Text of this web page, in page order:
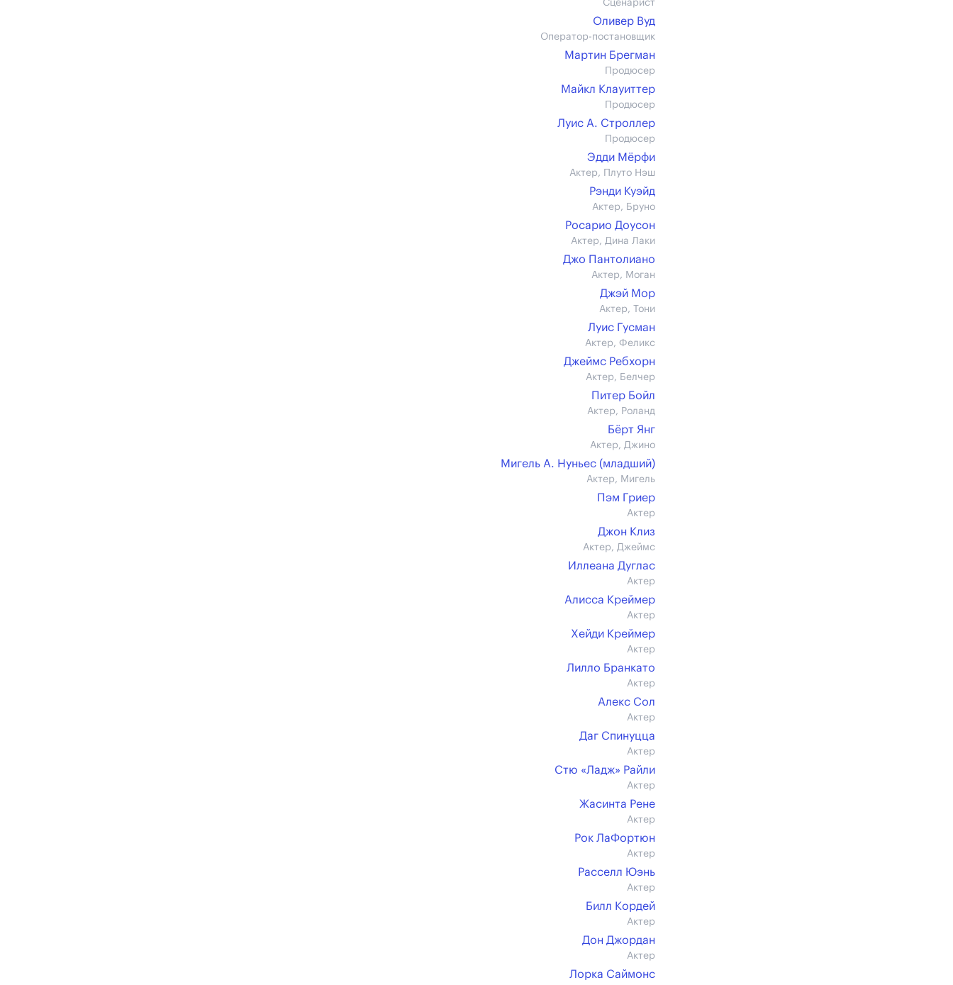
Сценарист
Оливер Вуд
Оператор-постановщик
Мартин Брегман
Продюсер
Майкл Клауиттер
Продюсер
Луис А. Строллер
Продюсер
Эдди Мёрфи
Актер, Плуто Нэш
Рэнди Куэйд
Актер, Бруно
Росарио Доусон
Актер, Дина Лаки
Джо Пантолиано
Актер, Моган
Джэй Мор
Актер, Тони
Луис Гусман
Актер, Феликс
Джеймс Ребхорн
Актер, Белчер
Питер Бойл
Актер, Роланд
Бёрт Янг
Актер, Джино
Мигель А. Нуньес (младший)
Актер, Мигель
Пэм Гриер
Актер
Джон Клиз
Актер, Джеймс
Иллеана Дуглас
Актер
Алисса Креймер
Актер
Хейди Креймер
Актер
Лилло Бранкато
Актер
Алекс Сол
Актер
Даг Спинуцца
Актер
Стю «Ладж» Райли
Актер
Жасинта Рене
Актер
Рок ЛаФортюн
Актер
Расселл Юэнь
Актер
Билл Кордей
Актер
Дон Джордан
Актер
Лорка Саймонс